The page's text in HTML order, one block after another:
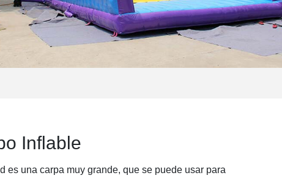
Inflable
es una carpa muy grande, que se puede usar para